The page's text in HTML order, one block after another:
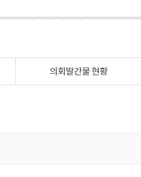
의회발간물 현황